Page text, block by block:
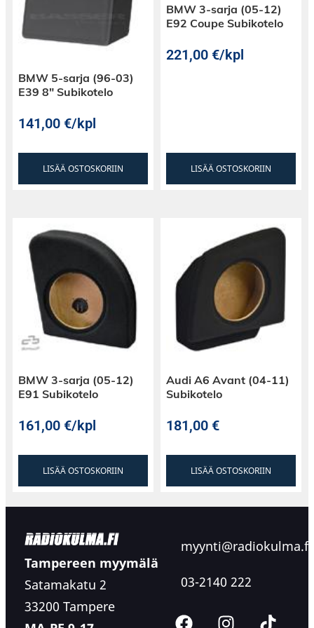
BMW 5-sarja (96-03)
E39 8″ Subikotelo
141,00€/kpl
LISÄÄ OSTOSKORIIN
BMW 3-sarja (05-12)
E92 Coupe Subikotelo
221,00€/kpl
LISÄÄ OSTOSKORIIN
BMW 3-sarja (05-12)
E91 Subikotelo
161,00€/kpl
LISÄÄ OSTOSKORIIN
Audi A6 Avant (04-11)
Subikotelo
181,00€
LISÄÄ OSTOSKORIIN
Tampereen myymälä
Satamakatu 2
33200 Tampere
myynti@radiokulma.fi
03-2140 222